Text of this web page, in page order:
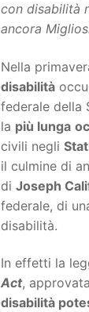
con disabilità
ancora
Nella
disabilità
federale della
la più lunga
civili negli
il culmine di
di Joseph
federale, di
disabilità.
In effetti la
Act,
disabilità